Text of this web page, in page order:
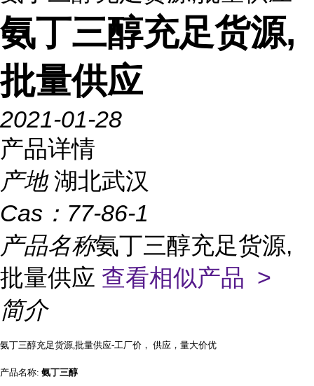
氨丁三醇充足货源,
批量供应
2021-01-28
产品详情
产地 湖北武汉
Cas： 77-86-1
产品名称氨丁三醇充足货源,
批量供应 查看相似产品 >
简介
氨丁三醇充足货源,批量供应-工厂价， 供应，量大价优
产品名称: 氨丁三醇